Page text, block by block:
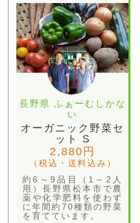
長野県 ふぁーむしかな
い
オーガニック野菜セ
ット S
2,880円
（税込・送料込み）
約6～9品目（1～2人
用）長野県松本市で農
薬や化学肥料を使わず
に年間約70種類の野菜
を育てています。